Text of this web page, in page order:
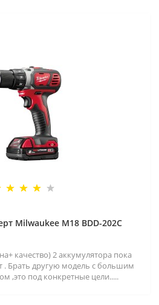
Milwaukee M18 BDD-202C
качество) 2 аккумулятора пока
. Брать другую модель с большим
,это под конкретные цели.....